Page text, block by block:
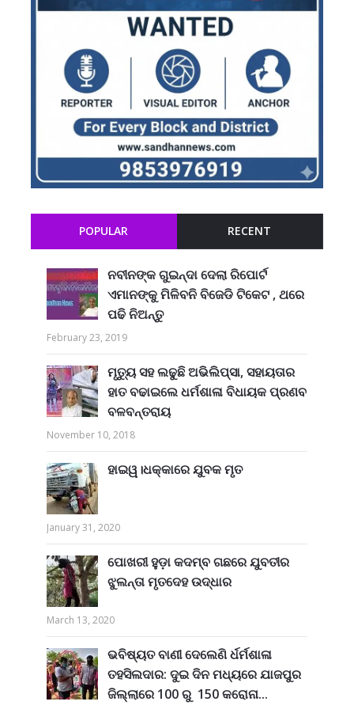
POPULAR RECENT
ନବୀନଙ୍କ ଗୁଇନ୍ଦା ଦେଲା ରିପୋର୍ଟ
ଏମାନଙ୍କୁ ମିଳିବନି ବିଜେଡି ଟିକେଟ , ଥରେ
ପଢି ନିଅନ୍ତୁ
February 23, 2019
ମୃତ୍ୟୁ ସହ ଲଢୁଛି ଅଭିଲିପ୍ସା, ସହାୟତାର
ହାତ ବଢାଇଲେ ଧର୍ମଶାଳା ବିଧାୟକ ପ୍ରଣବ
ବଳବନ୍ତରାୟ
November 10, 2018
ହାଇୱ।ଧକ୍କାରେ ଯୁବକ ମୃତ
January 31, 2020
ପୋଖରୀ ହୁଡ଼ା କଦମ୍ବ ଗଛରେ ଯୁବତୀର
ଝୁଲନ୍ତା ମୃତଦେହ ଉଦ୍ଧାର
March 13, 2020
ଭବିଷ୍ୟତ ବାଣୀ ଦେଲେଣି ର୍ଧର୍ମଶାଳା
ତହସିଲଦାର: ଦୁଇ ଦିନ ମଧ୍ୟରେ ଯାଜପୁର
ଜିଲ୍ଲାରେ 100 ରୁ 150 କରୋନା...